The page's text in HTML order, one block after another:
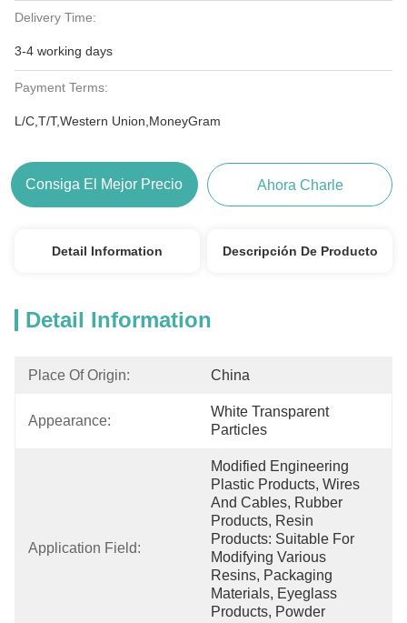
Delivery Time:
3-4 working days
Payment Terms:
L/C,T/T,Western Union,MoneyGram
Consiga El Mejor Precio Ahora Charle
Detail Information Descripción De Producto
Detail Information
Place Of Origin: China
Appearance:
White Transparent
Particles
Application Field:
Modified Engineering
Plastic Products, Wires
And Cables, Rubber
Products, Resin
Products: Suitable For
Modifying Various
Resins, Packaging
Materials, Eyeglass
Products, Powder